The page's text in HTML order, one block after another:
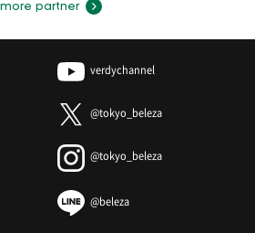
more partner
verdychannel
@tokyo_beleza
@tokyo_beleza
@beleza